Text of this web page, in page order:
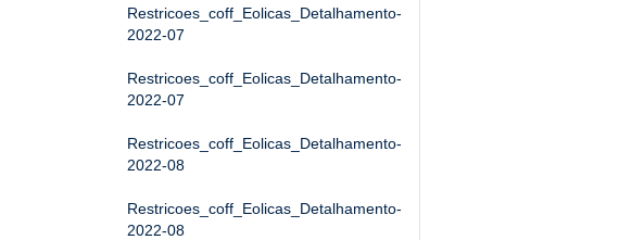
Restricoes_coff_Eolicas_Detalhamento-
2022-07
Restricoes_coff_Eolicas_Detalhamento-
2022-07
Restricoes_coff_Eolicas_Detalhamento-
2022-08
Restricoes_coff_Eolicas_Detalhamento-
2022-08